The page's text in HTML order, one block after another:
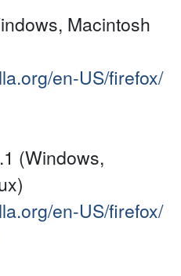
Macintosh
en-US/firefox/
(Windows,
en-US/firefox/